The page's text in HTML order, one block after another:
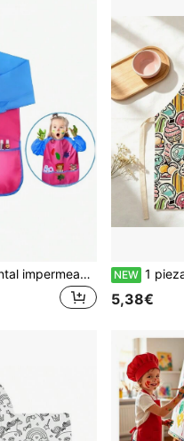
SHEIN 1 pieza Delantal impermeable de manga larga para niños, regalo para fiestas, Navidad NEW 1 pieza Delantal Macaron Fresco, Esencial de Cocina Doméstica con Atmósfera Curativa, Este Delantal
5,38€